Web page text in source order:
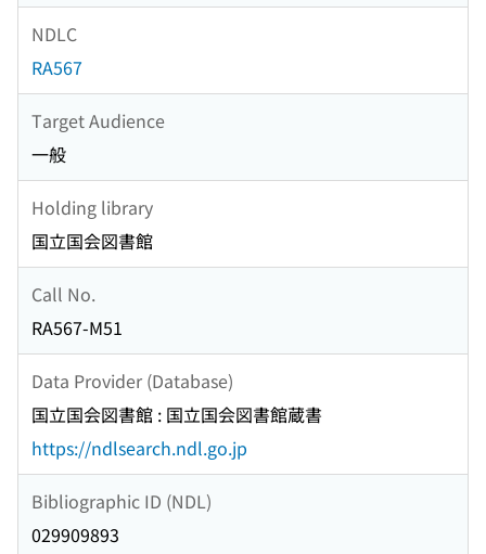
NDLC
RA567
Target Audience
一般
Holding library
国立国会図書館
Call No.
RA567-M51
Data Provider (Database)
国立国会図書館 : 国立国会図書館蔵書
https://ndlsearch.ndl.go.jp
Bibliographic ID (NDL)
029909893